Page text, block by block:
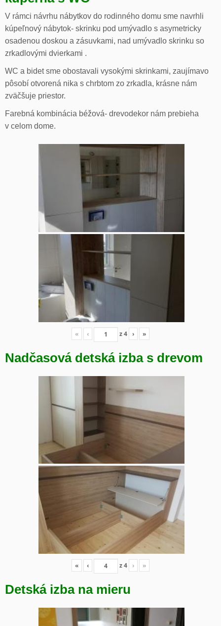
V rámci návrhu nábytkov do rodinného domu sme navrhli
kúpeľnový nábytok- skrinku pod umývadlo s asymetricky
osadenou doskou a zásuvkami, nad umývadlo skrinku so
zrkadlovými dvierkami .
WC a bidet sme obostavali vysokými skrinkami, zaujímavo
pôsobí otvorená nika s chrbtom zo zrkadla, krásne nám
zväčšuje priestor.
Farebná kombinácia béžová- drevodekor nám prebieha
v celom dome.
« ‹ z4 › »
Nadčasová detská izba s drevom
« ‹ z4 › »
Detská izba na mieru